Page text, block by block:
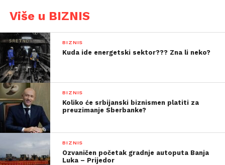
Više u BIZNIS
BIZNIS
Kuda ide energetski sektor??? Zna li neko?
BIZNIS
Koliko će srbijanski biznismen platiti za
preuzimanje Sberbanke?
BIZNIS
Ozvaničen početak gradnje autoputa Banja
Luka – Prijedor